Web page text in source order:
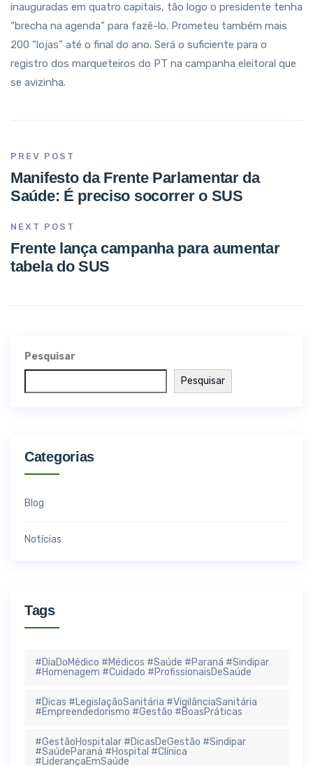
inauguradas em quatro capitais, tão logo o presidente tenha
“brecha na agenda” para fazê-lo. Prometeu também mais
200 “lojas” até o final do ano. Será o suficiente para o
registro dos marqueteiros do PT na campanha eleitoral que
se avizinha.
PREV POST
Manifesto da Frente Parlamentar da
Saúde: É preciso socorrer o SUS
NEXT POST
Frente lança campanha para aumentar
tabela do SUS
Pesquisar
Pesquisar
Categorias
Blog
Notícias
Tags
#DiaDoMédico #Médicos #Saúde #Paraná #Sindipar
#Homenagem #Cuidado #ProfissionaisDeSaúde
#Dicas #LegislaçãoSanitária #VigilânciaSanitária
#Empreendedorismo #Gestão #BoasPráticas
#GestãoHospitalar #DicasDeGestão #Sindipar
#SaúdeParaná #Hospital #Clínica
#LiderançaEmSaúde